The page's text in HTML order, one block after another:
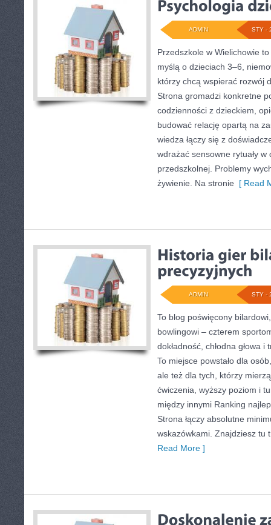
STY -
ADMIN
Przedszkole w Wielichowie
myślą o dzieciach 3–6,
którzy chcą wspierać rozwój
Strona gromadzi konkretne
codzienności z dzieckiem,
budować relację opartą na
wiedza łączy się z
wdrażać sensowne rytuały w
przedszkolnej. Problemy
żywienie. Na stronie [ Read
STY -
ADMIN
To blog poświęcony
bowlingowi – czterem
dokładność, chłodna głowa
To miejsce powstało dla
ale też dla tych, którzy
ćwiczenia, wyższy poziom i
między innymi Ranking
Strona łączy absolutne
wskazówkami. Znajdziesz tu
Read More ]